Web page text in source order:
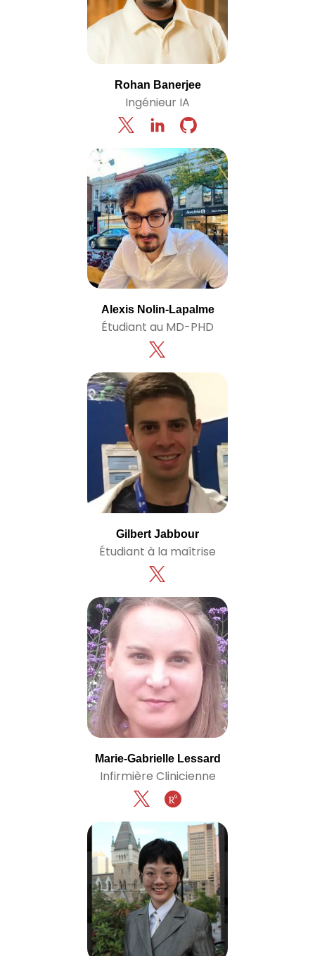
Rohan Banerjee
Ingénieur IA
Alexis Nolin-Lapalme
Étudiant au MD-PHD
Gilbert Jabbour
Étudiant à la maîtrise
Marie-Gabrielle Lessard
Infirmière Clinicienne